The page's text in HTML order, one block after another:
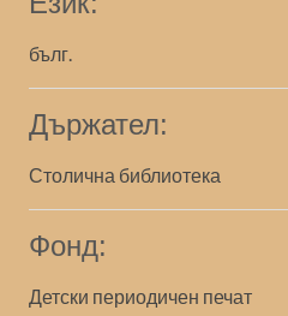
бълг.
Държател:
Столична библиотека
Фонд:
Детски периодичен печат